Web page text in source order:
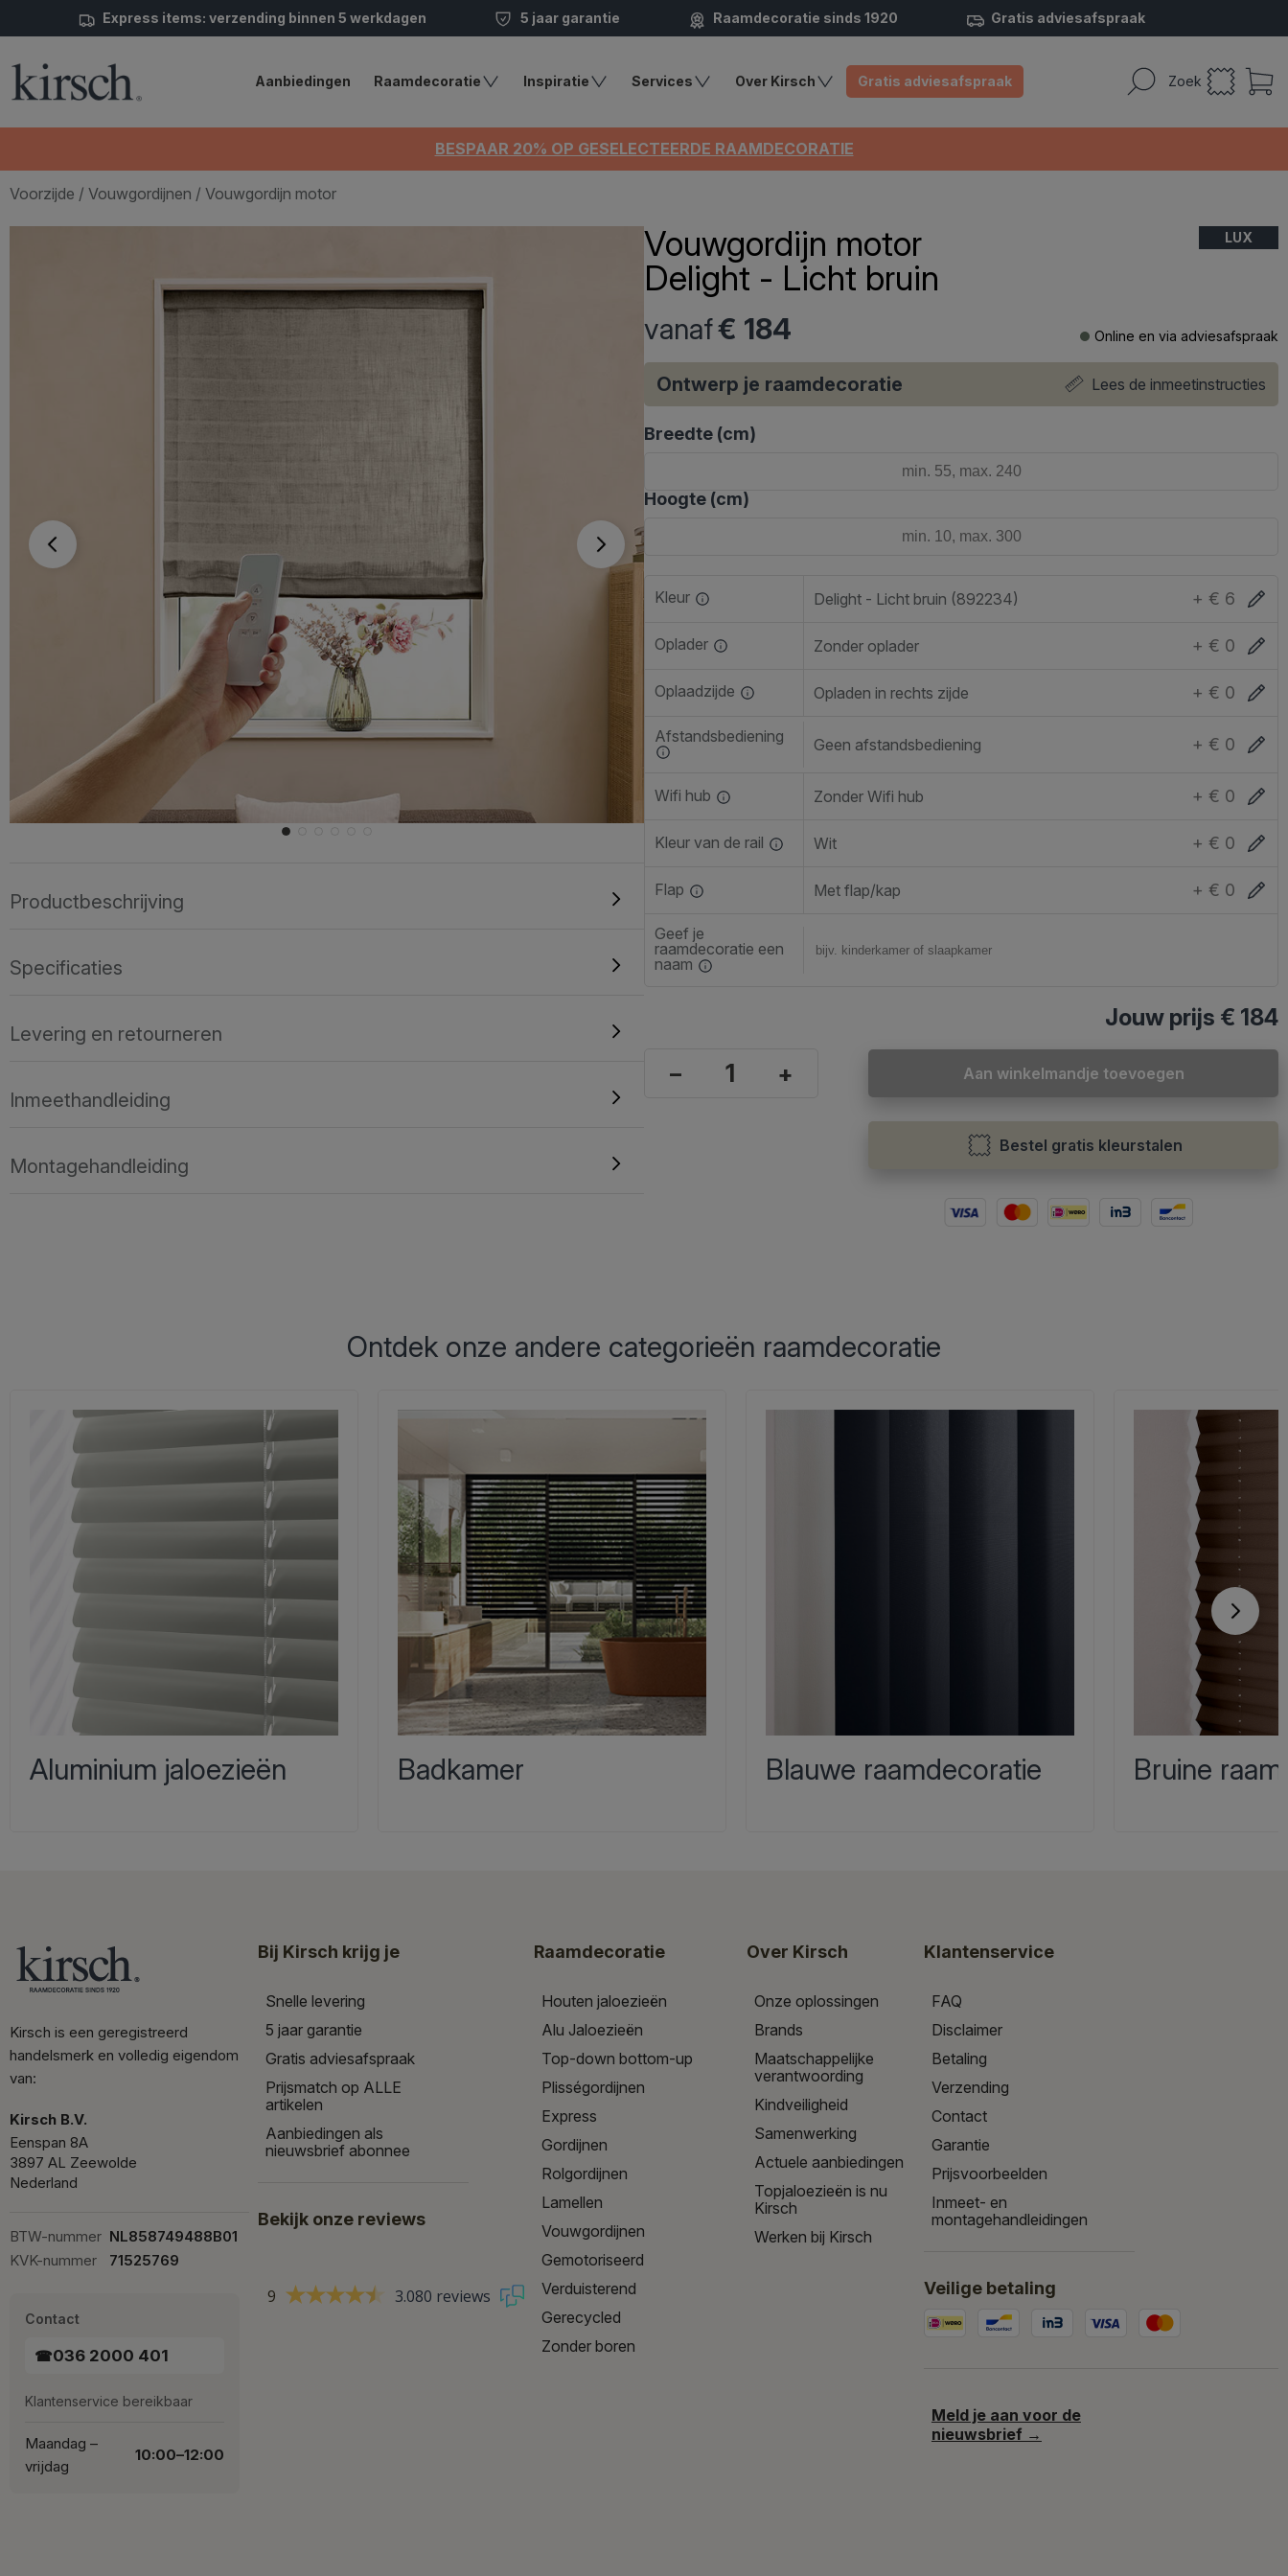
Express items: verzending binnen 5 werkdagen 5 jaar garantie Raamdecoratie sinds 1920 Gratis adviesafspraak
Zoek
Aanbiedingen Raamdecoratie Inspiratie Services Over Kirsch Gratis adviesafspraak
BESPAAR 20% OP GESELECTEERDE RAAMDECORATIE
Voorzijde / Vouwgordijnen / Vouwgordijn motor
Productbeschrijving
Specificaties
Levering en retourneren
Inmeethandleiding
Montagehandleiding
Vouwgordijn motor
Delight - Licht bruin
LUX
vanaf€ 184 Online en via adviesafspraak
Ontwerp je raamdecoratie Lees de inmeetinstructies
Breedte (cm)
Hoogte (cm)
Kleur Delight - Licht bruin (892234) + € 6
Oplader Zonder oplader + € 0
Oplaadzijde Opladen in rechts zijde + € 0
Afstandsbediening Geen afstandsbediening + € 0
Wifi hub Zonder Wifi hub + € 0
Kleur van de rail Wit + € 0
Flap Met flap/kap + € 0
Geef je
raamdecoratie een
naam
Jouw prijs € 184
– + Aan winkelmandje toevoegen
Bestel gratis kleurstalen
Ontdek onze andere categorieën raamdecoratie
Aluminium jaloezieën Badkamer Blauwe raamdecoratie Bruine
Kirsch is een geregistreerd
handelsmerk en volledig eigendom
van:
Kirsch B.V.
Eenspan 8A
3897 AL Zeewolde
Nederland
BTW-nummer NL858749488B01
KVK-nummer
71525769
Contact
☎036 2000 401
Klantenservice bereikbaar
Maandag –
vrijdag
10:00–12:00
Bij Kirsch krijg je
Snelle levering
5 jaar garantie
Gratis adviesafspraak
Prijsmatch op ALLE
artikelen
Aanbiedingen als
nieuwsbrief abonnee
Bekijk onze reviews
9 3.080 reviews
Raamdecoratie
Houten jaloezieën
Alu Jaloezieën
Top-down bottom-up
Plisségordijnen
Express
Gordijnen
Rolgordijnen
Lamellen
Vouwgordijnen
Gemotoriseerd
Verduisterend
Gerecycled
Zonder boren
Over Kirsch
Onze oplossingen
Brands
Maatschappelijke
verantwoording
Kindveiligheid
Samenwerking
Actuele aanbiedingen
Topjaloezieën is nu
Kirsch
Werken bij Kirsch
Klantenservice
FAQ
Disclaimer
Betaling
Verzending
Contact
Garantie
Prijsvoorbeelden
Inmeet- en
montagehandleidingen
Veilige betaling
Meld je aan voor de
nieuwsbrief →